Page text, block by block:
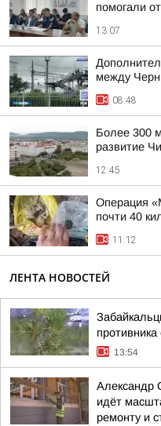
помогали
13:07
между
08:48
Более 300
развитие
12:45
Операция
почти 40
11:12
ЛЕНТА НОВОСТЕЙ
13:54
Александр
идёт
ремонту и